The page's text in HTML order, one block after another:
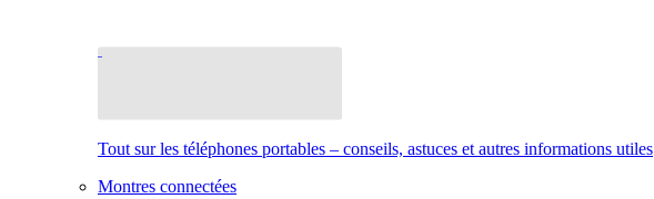
Tout sur les téléphones portables – conseils, astuces et autres informations utiles
Montres connectées